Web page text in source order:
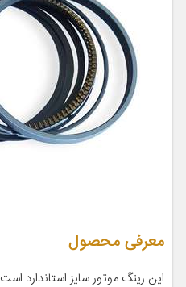
معرفی محصول